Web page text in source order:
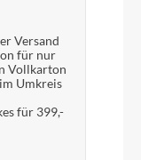
Versand
für nur
Vollkarton
Umkreis
für 399,-